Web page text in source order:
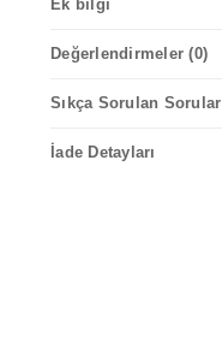
Ek bilgi
Değerlendirmeler (0)
Sıkça Sorulan Sorular
İade Detayları